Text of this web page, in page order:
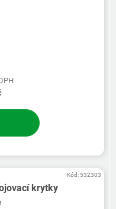
krytky
Kód: 532303